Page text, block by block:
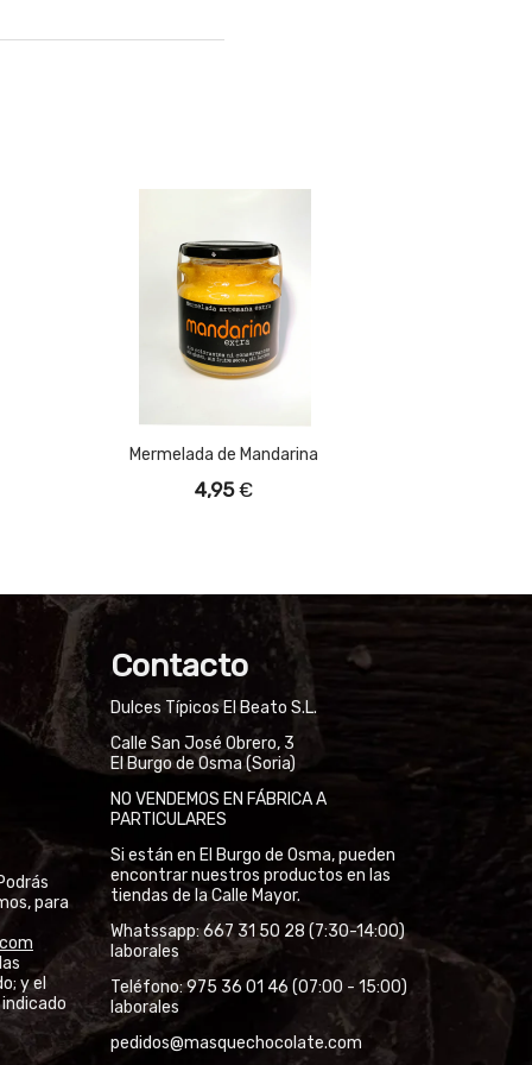
Mermelada de Mandarina
4,95€
para
y el
Contacto
Dulces Típicos El Beato S.L.
Calle San José Obrero, 3
El Burgo de Osma (Soria)
NO VENDEMOS EN FÁBRICA A
PARTICULARES
Si están en El Burgo de Osma, pueden
encontrar nuestros productos en las
tiendas de la Calle Mayor.
Whatssapp: 667 31 50 28 (7:30-14:00)
laborales
Teléfono: 975 36 01 46 (07:00 - 15:00)
laborales
pedidos@masquechocolate.com